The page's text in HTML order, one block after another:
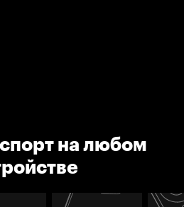
на любом